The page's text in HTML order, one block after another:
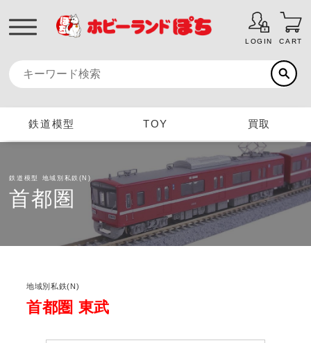
LOGIN CART
鉄道模型 TOY 買取
鉄道模型 地域別私鉄(N)
首都圏
地域別私鉄(N)
首都圏 東武